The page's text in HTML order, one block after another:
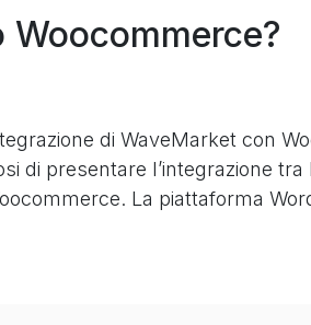
Woocommerce?
di WaveMarket con
di presentare l’integrazione
La piattaforma